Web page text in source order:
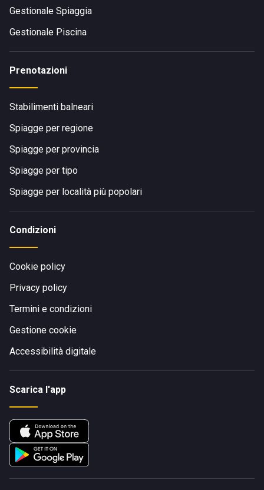
Gestionale Spiaggia
Gestionale Piscina
Prenotazioni
Stabilimenti balneari
Spiagge per regione
Spiagge per provincia
Spiagge per tipo
Spiagge per località più popolari
Condizioni
Cookie policy
Privacy policy
Termini e condizioni
Gestione cookie
Accessibilità digitale
Scarica l'app